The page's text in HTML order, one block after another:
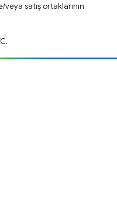
satış ortaklarının